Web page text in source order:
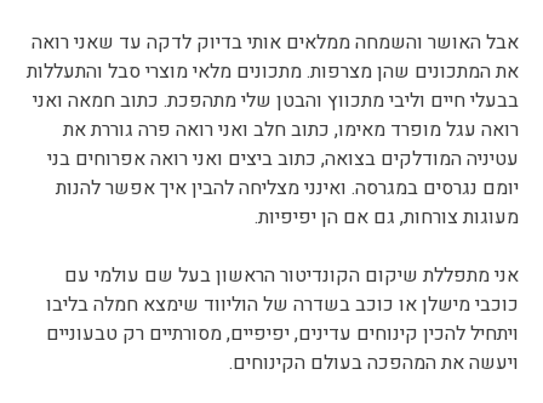
אבל האושר והשמחה ממלאים אותי בדיוק לדקה עד שאני רואה
את המתכונים שהן מצרפות. מתכונים מלאי מוצרי סבל והתעללות
בבעלי חיים וליבי מתכווץ והבטן שלי מתהפכת. כתוב חמאה ואני
רואה עגל מופרד מאימו, כתוב חלב ואני רואה פרה גוררת את
עטיניה המודלקים בצואה, כתוב ביצים ואני רואה אפרוחים בני
יומם נגרסים במגרסה. ואינני מצליחה להבין איך אפשר להנות
מעוגות צורחות, גם אם הן יפיפיות.
אני מתפללת שיקום הקונדיטור הראשון בעל שם עולמי עם
כוכבי מישלן או כוכב בשדרה של הוליווד שימצא חמלה בליבו
ויתחיל להכין קינוחים עדינים, יפיפיים, מסורתיים רק טבעוניים
ויעשה את המהפכה בעולם הקינוחים.